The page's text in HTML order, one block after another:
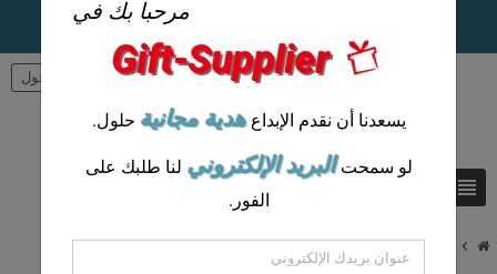
view_headline
person تسجيل الدخول
chevron_right
مرحبا بك في
Gift-Supplier
يسعدنا أن نقدم الإبداعهدية مجانية حلول.
لو سمحتالبريد الإلكتروني لنا طلبك على
الفور.